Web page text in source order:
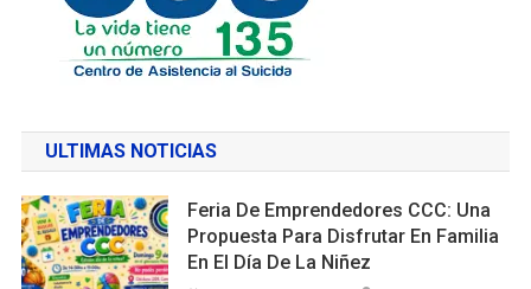
ULTIMAS NOTICIAS
Feria De Emprendedores CCC: Una
Propuesta Para Disfrutar En Familia
En El Día De La Niñez